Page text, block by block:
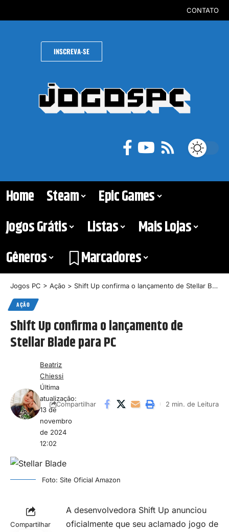
CONTATO
INSCREVA-SE
Home Steam
Epic Games
Jogos Grátis
Listas
Mais Lojas
Gêneros
Marcadores
Jogos PC > Ação > Shift Up confirma o lançamento de Stellar Blade para PC
AÇÃO
Shift Up confirma o lançamento de
Stellar Blade para PC
Última
atualização:
13 de
novembro
de 2024
12:02
Beatriz
Chiessi
Compartilhar 2 min. de Leitura
Foto: Site Oficial Amazon
Compartilhar
A desenvolvedora Shift Up anunciou
oficialmente que seu aclamado jogo de